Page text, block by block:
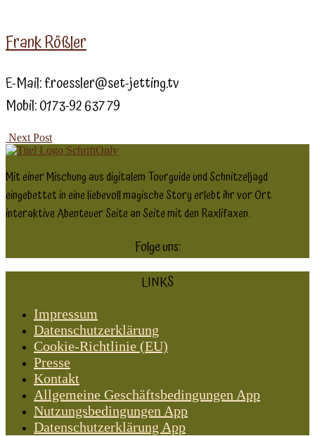
Frank Rößler
E-Mail: f.roessler@set-jetting.tv
Mobil: 0173-92 637 79
Next Post
Mit einer Mischung aus digitalem Tourguide und Schnitzeljagd
eingebettet in eine liebevoll magische Story erlebt ihr vor Ort
interaktive Abenteuer Seite an Seite mit den Raxlifaxen.
Folgeuns:
LINKS
Impressum
Datenschutzerklärung
Cookie-Richtlinie (EU)
Presse
Kontakt
Allgemeine Geschäftsbedingungen App
Nutzungsbedingungen App
Datenschutzerklärung App